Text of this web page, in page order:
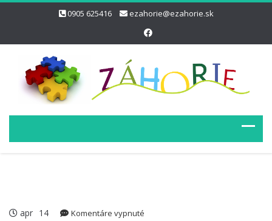
0905 625416 ezahorie@ezahorie.sk
apr 14 Komentáre vypnuté